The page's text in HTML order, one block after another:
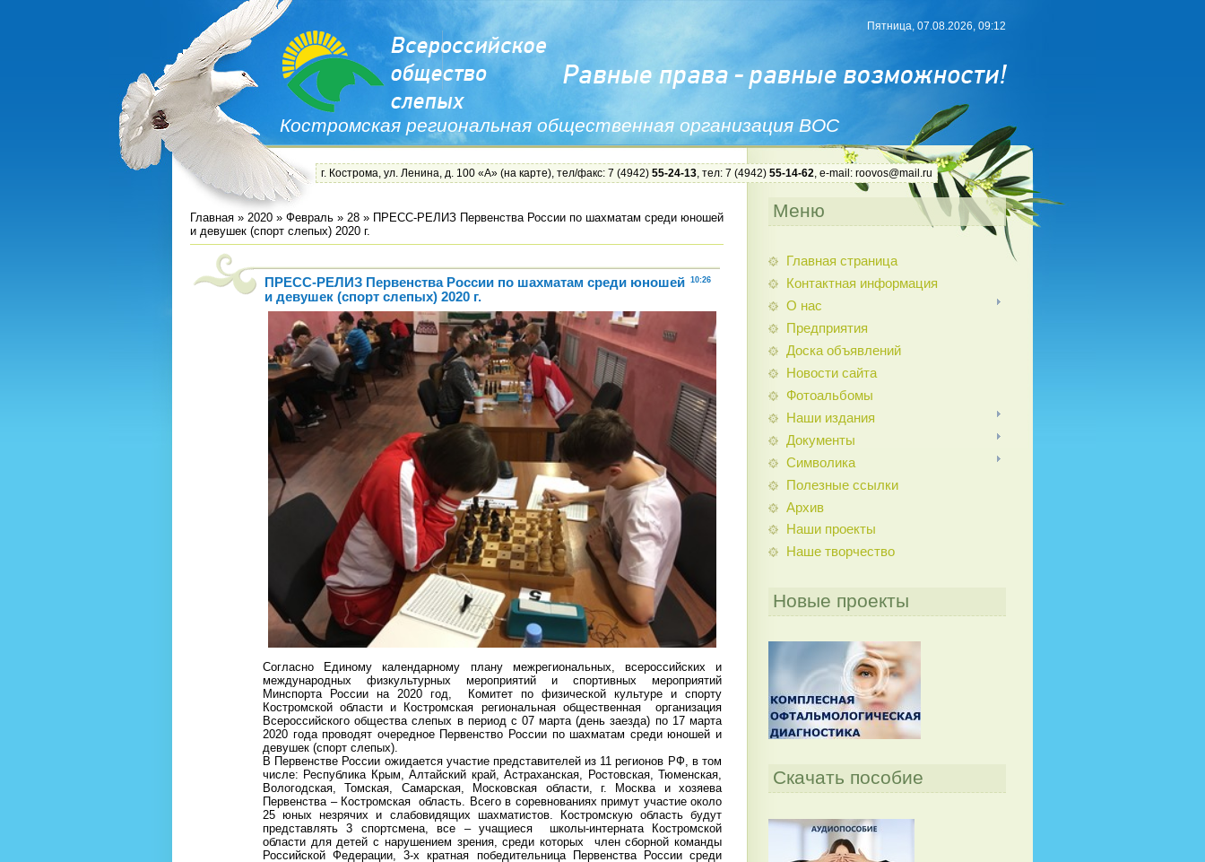
Костромская региональная общественная организация ВОС
Пятница, 07.08.2026, 09:12
г. Кострома, ул. Ленина, д. 100 «А» (на карте), тел/факс: 7 (4942) 55-24-13, тел: 7 (4942) 55-14-62, e-mail: roovos@mail.ru
Главная » 2020 » Февраль » 28 » ПРЕСС-РЕЛИЗ Первенства России по шахматам среди юношей
и девушек (спорт слепых) 2020 г.
10:26
ПРЕСС-РЕЛИЗ Первенства России по шахматам среди юношей
и девушек (спорт слепых) 2020 г.
Согласно Единому календарному плану межрегиональных, всероссийских и
международных физкультурных мероприятий и спортивных мероприятий
Минспорта России на 2020 год, Комитет по физической культуре и спорту
Костромской области и Костромская региональная общественная организация
Всероссийского общества слепых в период с 07 марта (день заезда) по 17 марта
2020 года проводят очередное Первенство России по шахматам среди юношей и
девушек (спорт слепых).
В Первенстве России ожидается участие представителей из 11 регионов РФ, в том
числе: Республика Крым, Алтайский край, Астраханская, Ростовская, Тюменская,
Вологодская, Томская, Самарская, Московская области, г. Москва и хозяева
Первенства – Костромская область. Всего в соревнованиях примут участие около
25 юных незрячих и слабовидящих шахматистов. Костромскую область будут
представлять 3 спортсмена, все – учащиеся школы-интерната Костромской
области для детей с нарушением зрения, среди которых член сборной команды
Российской Федерации, 3-х кратная победительница Первенства России среди
Меню
Главная страница
Контактная информация
О нас
Предприятия
Доска объявлений
Новости сайта
Фотоальбомы
Наши издания
Документы
Символика
Полезные ссылки
Архив
Наши проекты
Наше творчество
Новые проекты
Скачать пособие